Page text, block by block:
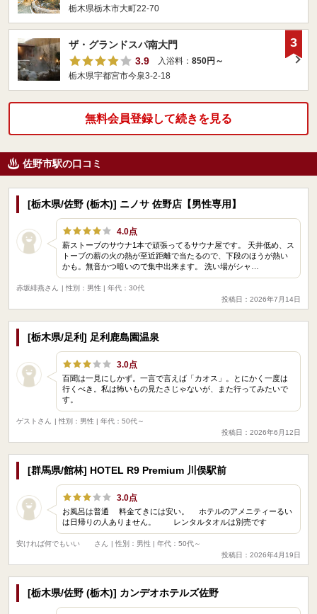
栃木県栃木市大町22-70
ザ・グランドスパ南大門
3.9
入浴料： 850円～
栃木県宇都宮市今泉3-2-18
3
無料会員登録して続きを見る
佐野市駅の口コミ
[栃木県/佐野 (栃木)] ニノサ 佐野店【男性専用】
4.0点
薪ストーブのサウナ1本で頑張ってるサウナ屋です。 天井低め、ス
トーブの薪の火の熱が至近距離で当たるので、下段のほうが熱い
かも。無音かつ暗いので集中出来ます。 洗い場がシャ…
赤坂緋燕さん
| 性別：男性 | 年代：30代
投稿日：2026年7月14日
[栃木県/足利] 足利鹿島園温泉
3.0点
百聞は一見にしかず。一言で言えば「カオス」。とにかく一度は
行くべき。私は怖いもの見たさじゃないが、また行ってみたいで
す。
ゲストさん
| 性別：男性 | 年代：50代～
投稿日：2026年6月12日
[群馬県/館林] HOTEL R9 Premium 川俣駅前
3.0点
お風呂は普通 料金てきには安い。 ホテルのアメニティーるい
は日帰りの人ありません。 レンタルタオルは別売です
安ければ何でもいい さん
| 性別：男性 | 年代：50代～
投稿日：2026年4月19日
[栃木県/佐野 (栃木)] カンデオホテルズ佐野